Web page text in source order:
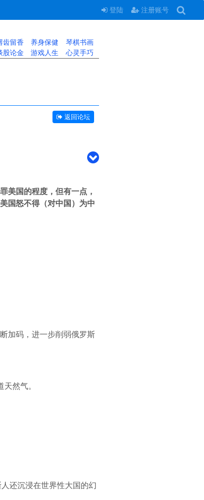
登陆 注册账号
齿留香 养身保健
琴棋书画
股论金 游戏人生 心灵手巧
返回论坛
美国的程度，但有一点，
国怒不得（对中国）为中
加码，进一步削弱俄罗斯
然气。
还沉浸在世界性大国的幻